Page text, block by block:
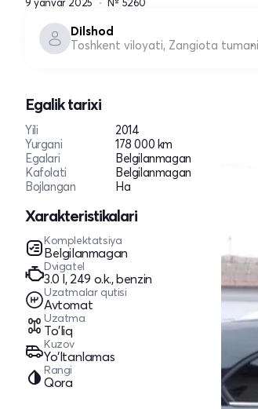
Dilshod
Toshkent viloyati, Zangiota tumani
Egalik tarixi
Yili
2014
Yurgani
178 000 km
Egalari
Belgilanmagan
Kafolati
Belgilanmagan
Bojlangan
Ha
Xarakteristikalari
Komplektatsiya
Belgilanmagan
Dvigatel
3.0 l, 249 o.k., benzin
Uzatmalar qutisi
Avtomat
Uzatma
To'liq
Kuzov
Yo‘ltanlamas
Rangi
Qora